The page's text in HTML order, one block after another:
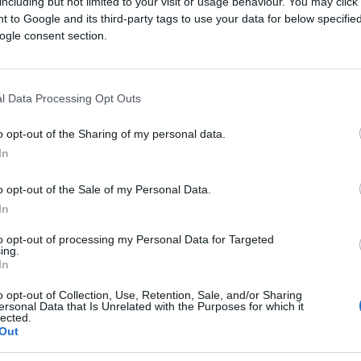
to Google and its third-party tags to use your data for below
consent section.
Data Processing Opt Outs
opt-out of the Sharing of my personal data.
opt-out of the Sale of my Personal Data.
opt-out of processing my Personal Data for Targeted
opt-out of Collection, Use, Retention, Sale, and/or Sharing
Data that Is Unrelated with the Purposes for which it
pokazivali dovoljno interesa za nadzor nad
trenucima suđenja.
se posljednjeg susreta s kćerkom u
od kojih je jedna pogodila srce. Nije imala
na sahrani trakom za kosu prikrili ranu na
pokušaj da se zaštiti budućnost“, poručila